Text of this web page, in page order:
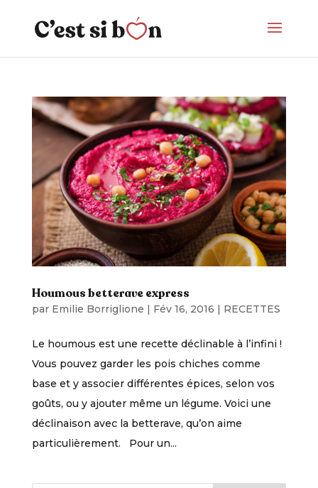
Houmous betterave express
par Emilie Borriglione | Fév 16, 2016 | RECETTES
Le houmous est une recette déclinable à l’infini !
Vous pouvez garder les pois chiches comme
base et y associer différentes épices, selon vos
goûts, ou y ajouter même un légume. Voici une
déclinaison avec la betterave, qu’on aime
particulièrement. Pour un...